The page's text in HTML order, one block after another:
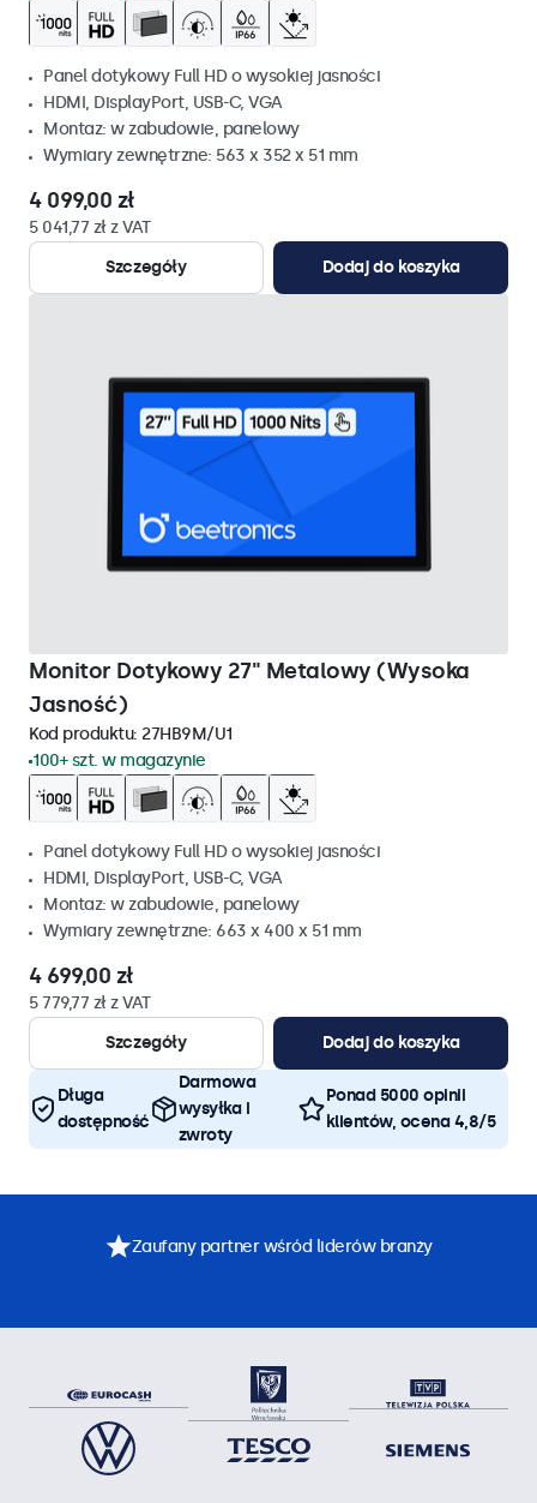
Panel dotykowy Full HD o wysokiej jasności
HDMI, DisplayPort, USB-C, VGA
Montaz: w zabudowie, panelowy
Wymiary zewnętrzne: 563 x 352 x 51 mm
4 099,00 zł
5 041,77 zł z VAT
Szczegóły
Dodaj do koszyka
Monitor Dotykowy 27" Metalowy (Wysoka
Jasność)
Kod produktu: 27HB9M/U1
100+ szt. w magazynie
Panel dotykowy Full HD o wysokiej jasności
HDMI, DisplayPort, USB-C, VGA
Montaz: w zabudowie, panelowy
Wymiary zewnętrzne: 663 x 400 x 51 mm
4 699,00 zł
5 779,77 zł z VAT
Szczegóły
Dodaj do koszyka
Długa
dostępność
Darmowa
wysyłka i
zwroty
Ponad 5000 opinii
klientów, ocena 4,8/5
Zaufany partner wśród liderów branży